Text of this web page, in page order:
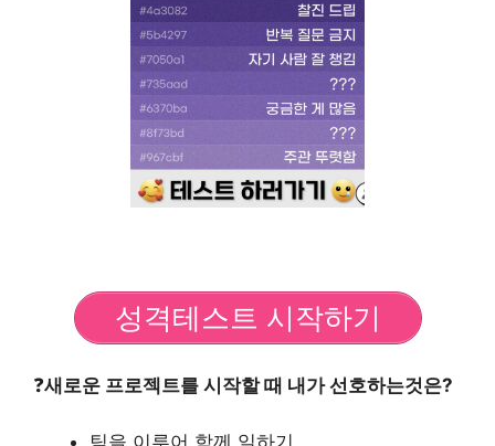
성격테스트 시작하기
❓새로운 프로젝트를 시작할 때 내가 선호하는것은?
팀을 이루어 함께 일하기